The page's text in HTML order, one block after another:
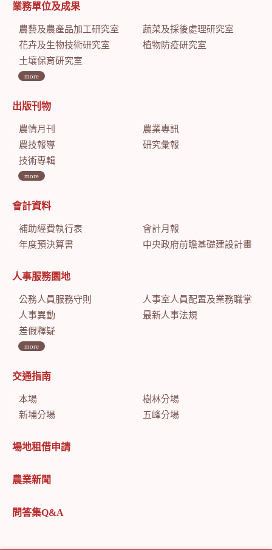
業務單位及成果
農藝及農產品加工研究室
蔬菜及採後處理研究室
花卉及生物技術研究室
植物防疫研究室
土壤保育研究室
more
出版刊物
農情月刊
農業專訊
農技報導
研究彙報
技術專輯
more
會計資料
補助經費執行表
會計月報
年度預決算書
中央政府前瞻基礎建設計畫特別預算會計月報
人事服務園地
公務人員服務守則
人事室人員配置及業務職掌
人事異動
最新人事法規
差假釋疑
more
交通指南
本場
樹林分場
新埔分場
五峰分場
場地租借申請
農業新聞
問答集Q&A